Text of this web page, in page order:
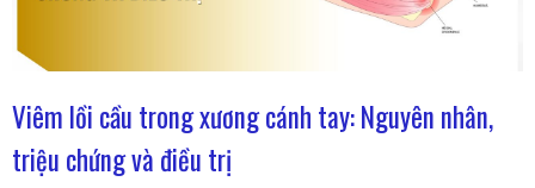
Viêm lồi cầu trong xương cánh tay: Nguyên nhân,
triệu chứng và điều trị